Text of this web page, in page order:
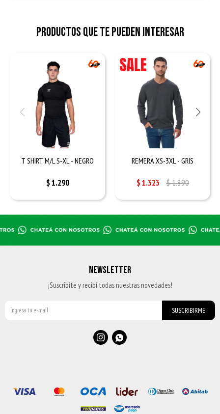
Productos que te pueden interesar
T SHIRT M/L S-XL - NEGRO
$1.290
REMERA XS-3XL - GRIS
$1.323 $1.890
NEWSLETTER
¡Suscribite y recibí todas nuestras novedades!
SUSCRIBIRME
 